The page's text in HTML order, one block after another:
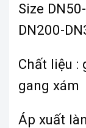
Size
DN200-
Chất liệu
gang xám
Áp xuất